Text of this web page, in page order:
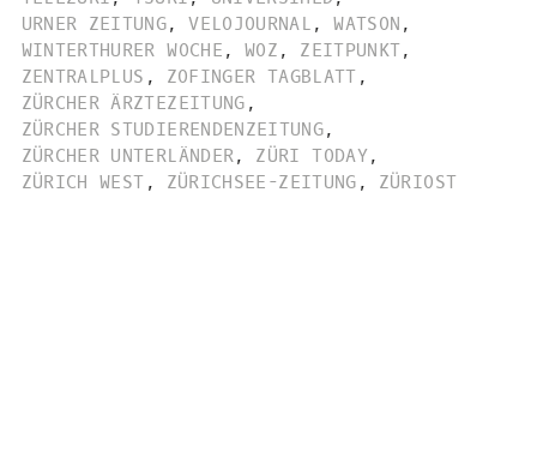
URNER ZEITUNG, VELOJOURNAL , WATSON ,
WINTERTHURER WOCHE , WOZ , ZEITPUNKT,
ZENTRALPLUS , ZOFINGER TAGBLATT ,
ZÜRCHER ÄRZTEZEITUNG ,
ZÜRCHER STUDIERENDENZEITUNG,
ZÜRCHER UNTERLÄNDER, ZÜRI TODAY,
ZÜRICH WEST , ZÜRICHSEE-ZEITUNG , ZÜRIOST